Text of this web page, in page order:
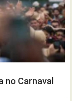
no Carnaval